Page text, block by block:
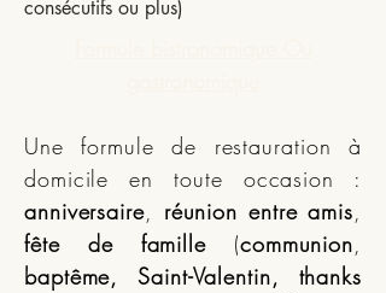
consécutifs ou plus)
Une formule de restauration à
domicile en toute occasion :
anniversaire, réunion entre amis,
fête de famille(communion,
baptême, Saint-Valentin, thanks